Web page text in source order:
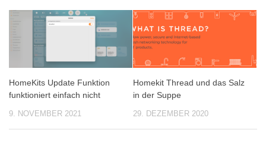
HomeKits Update Funktion
funktioniert einfach nicht
9. NOVEMBER 2021
Homekit Thread und das Salz
in der Suppe
29. DEZEMBER 2020